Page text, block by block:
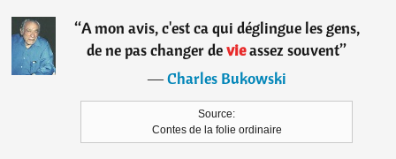
“A mon avis, c'est ca qui déglingue les gens,
de ne pas changer devieassez souvent”
―Charles Bukowski
Source:
Contes de la folie ordinaire